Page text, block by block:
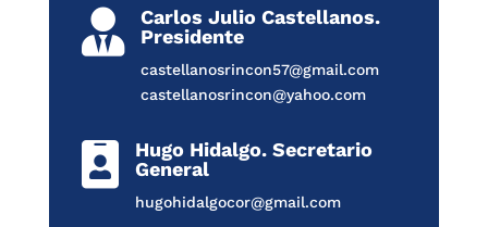

Carlos Julio Castellanos.
Presidente
castellanosrincon57@gmail.com
castellanosrincon@yahoo.com

Hugo Hidalgo. Secretario
General
hugohidalgocor@gmail.com